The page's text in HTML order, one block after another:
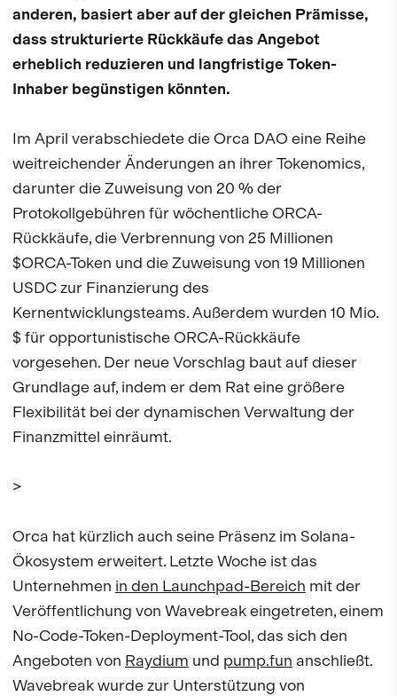
anderen, basiert aber auf der gleichen Prämisse,
dass strukturierte Rückkäufe das Angebot
erheblich reduzieren und langfristige Token-
Inhaber begünstigen könnten.
Im April verabschiedete die Orca DAO eine Reihe
weitreichender Änderungen an ihrer Tokenomics,
darunter die Zuweisung von 20 % der
Protokollgebühren für wöchentliche ORCA-
Rückkäufe, die Verbrennung von 25 Millionen
$ORCA-Token und die Zuweisung von 19 Millionen
USDC zur Finanzierung des
Kernentwicklungsteams. Außerdem wurden 10 Mio.
$ für opportunistische ORCA-Rückkäufe
vorgesehen. Der neue Vorschlag baut auf dieser
Grundlage auf, indem er dem Rat eine größere
Flexibilität bei der dynamischen Verwaltung der
Finanzmittel einräumt.
>
Orca hat kürzlich auch seine Präsenz im Solana-
Ökosystem erweitert. Letzte Woche ist das
Unternehmen in den Launchpad-Bereich mit der
Veröffentlichung von Wavebreak eingetreten, einem
No-Code-Token-Deployment-Tool, das sich den
Angeboten von Raydium und pump.fun anschließt.
Wavebreak wurde zur Unterstützung von